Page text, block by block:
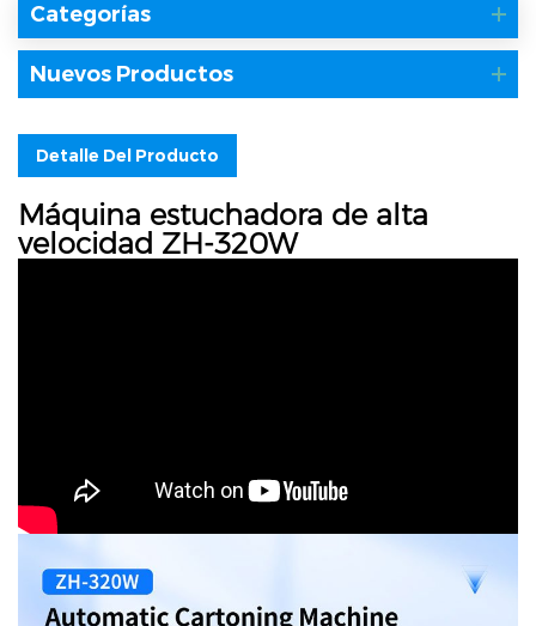
Categorías
Nuevos Productos
Detalle Del Producto
Máquina estuchadora de alta
velocidad ZH-320W